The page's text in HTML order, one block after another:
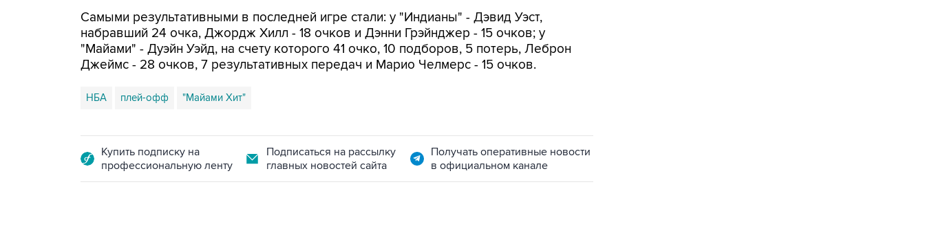
Самыми результативными в последней игре стали: у "Индианы" - Дэвид Уэст,
набравший 24 очка, Джордж Хилл - 18 очков и Дэнни Грэйнджер - 15 очков; у
"Майами" - Дуэйн Уэйд, на счету которого 41 очко, 10 подборов, 5 потерь, Леброн
Джеймс - 28 очков, 7 результативных передач и Марио Челмерс - 15 очков.
НБА плей-офф "Майами Хит"
Купить подписку на
профессиональную ленту
Подписаться на рассылку
главных новостей сайта
Получать оперативные новости
в официальном канале